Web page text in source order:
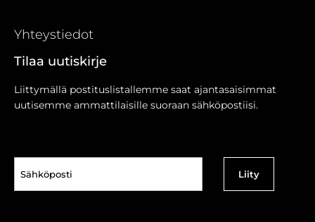
Yhteystiedot
Tilaa uutiskirje
Liittymällä postituslistallemme saat ajantasaisimmat
uutisemme ammattilaisille suoraan sähköpostiisi.
(Pakollinen)